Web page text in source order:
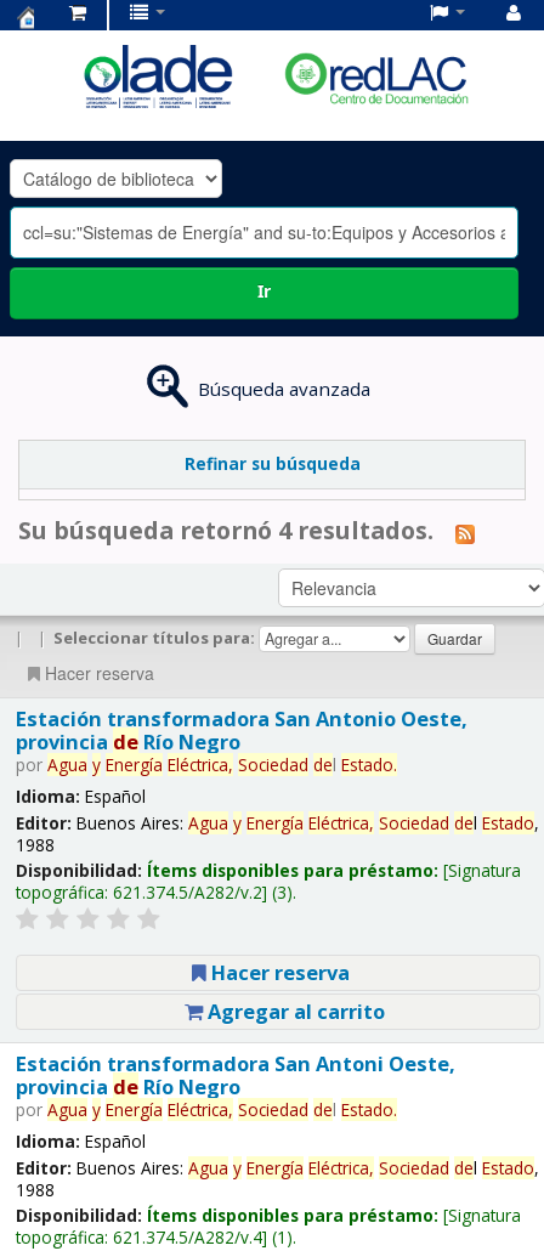
OLADE
-
Ir
Búsqueda avanzada
Refinar su búsqueda
Su búsqueda retornó 4 resultados.
| | Seleccionar títulos para:
Hacer reserva
Estación transformadora San Antonio Oeste,
provincia deRío Negro
por Agua y Energía Eléctrica, Sociedad del Estado.
Idioma: Español
Editor: Buenos Aires: Agua y Energía Eléctrica, Sociedad del Estado,
1988
Disponibilidad: Ítems disponibles para préstamo: Signatura
topográfica: 621.374.5/A282/v.2 (3).
Hacer reserva
Agregar al carrito
Estación transformadora San Antoni Oeste,
provincia deRío Negro
por Agua y Energía Eléctrica, Sociedad del Estado.
Idioma: Español
Editor: Buenos Aires: Agua y Energía Eléctrica, Sociedad del Estado,
1988
Disponibilidad: Ítems disponibles para préstamo: Signatura
topográfica: 621.374.5/A282/v.4 (1).